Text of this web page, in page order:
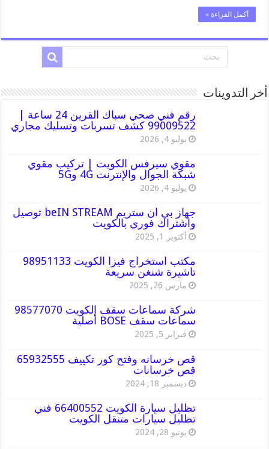
أكمل القراءة »
أخر التدوينات
رقم فني صحي سباك القرين 24 ساعة |
99009522 كشف تسربات وتسليك مجاري
يوليو 4, 2026
مقوي سيرفس الكويت | تركيب مقوي
شبكة الجوال والإنترنت 4G و5G
يوليو 4, 2026
جهاز بي ان ستريم beIN STREAM توصيل
واشتراك فوري بالكويت
أكتوبر 1, 2025
مكتب استخراج فيزا الكويت 98951133
تاشيرة شنغن سريعة
مارس 26, 2025
شركة سماعات سقف الكويت 98577070
سماعات سقف BOSE أصلية
فبراير 5, 2025
قص خرسانه وفتح كور تكييف 65932555
قص خرسانات
ديسمبر 18, 2024
تظليل سيارة الكويت 66400552 فني
تظليل سيارات متنقل الكويت
يونيو 28, 2024